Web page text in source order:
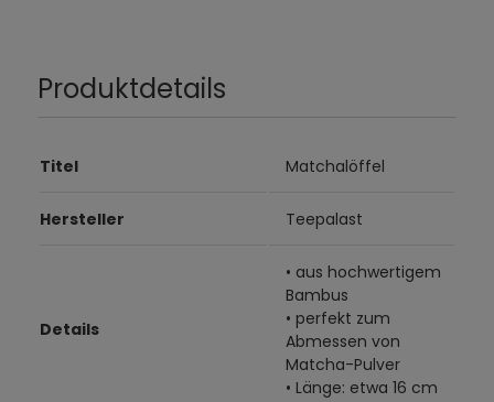
Produktdetails
Titel Matchalöffel
Hersteller Teepalast
Details
• aus hochwertigem
Bambus
• perfekt zum
Abmessen von
Matcha-Pulver
• Länge: etwa 16 cm